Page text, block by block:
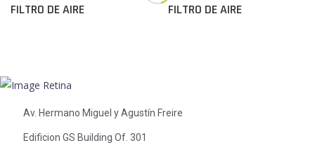
FILTRO DE AIRE FILTRO DE AIRE
Av. Hermano Miguel y Agustín Freire
Edificion GS Building Of. 301